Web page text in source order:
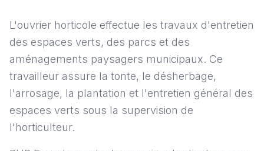
L'ouvrier horticole effectue les travaux d'entretien
des espaces verts, des parcs et des
aménagements paysagers municipaux. Ce
travailleur assure la tonte, le désherbage,
l'arrosage, la plantation et l'entretien général des
espaces verts sous la supervision de
l'horticulteur.